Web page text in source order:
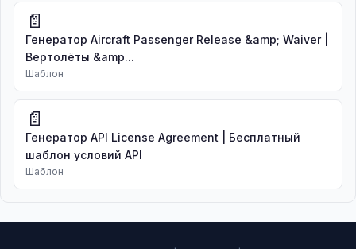
📄
Генератор Aircraft Passenger Release &amp; Waiver |
Вертолёты &amp...
Шаблон
📄
Генератор API License Agreement | Бесплатный
шаблон условий API
Шаблон